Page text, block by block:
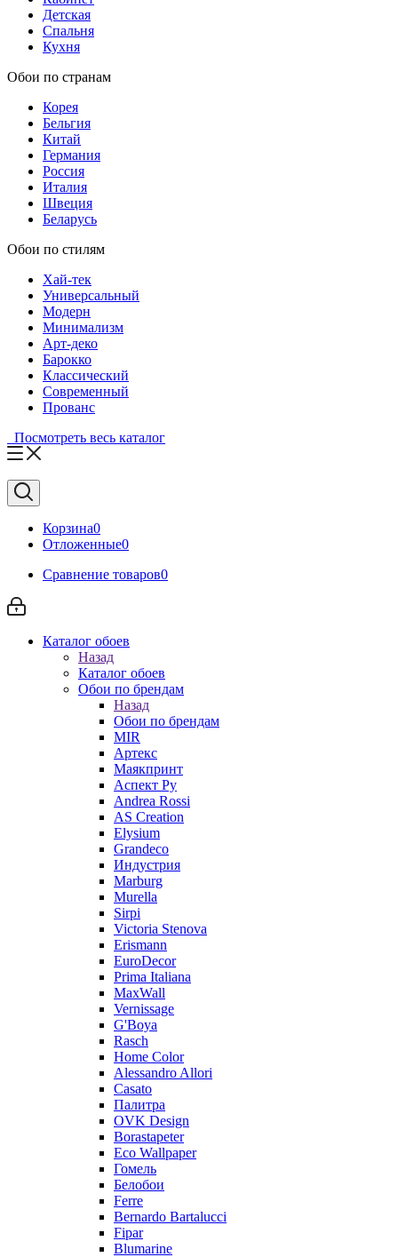
Детская
Спальня
Кухня
Обои по странам
Корея
Бельгия
Китай
Германия
Россия
Италия
Швеция
Беларусь
Обои по стилям
Хай-тек
Универсальный
Модерн
Минимализм
Арт-деко
Барокко
Классический
Современный
Прованс
Посмотреть весь каталог
Корзина0
Отложенные0
Сравнение товаров0
Каталог обоев
Назад
Каталог обоев
Обои по брендам
Назад
Обои по брендам
MIR
Артекс
Маякпринт
Аспект Ру
Andrea Rossi
AS Creation
Elysium
Grandeco
Индустрия
Marburg
Murella
Sirpi
Victoria Stenova
Erismann
EuroDecor
Prima Italiana
MaxWall
Vernissage
G'Boya
Rasch
Home Color
Alessandro Allori
Casato
Палитра
OVK Design
Borastapeter
Eco Wallpaper
Гомель
Белобои
Ferre
Bernardo Bartalucci
Fipar
Blumarine